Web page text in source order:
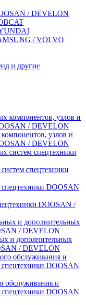
/ DEVELON
/ VOLVO
и другие
узлов и
/ DEVELON
спецтехники
DOOSAN /
и дополнительных
/ DEVELON
обслуживания и
DOOSAN